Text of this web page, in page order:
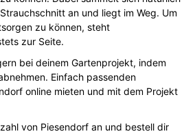
an und liegt im Weg. Um
zu können, steht
zur Seite.
bei deinem Gartenprojekt, indem
Einfach passenden
online mieten und mit dem Projekt
von Piesendorf an und bestell dir